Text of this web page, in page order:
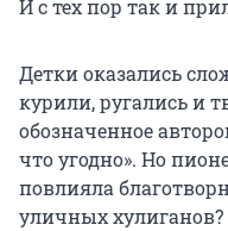
И с тех пор так и
Детки оказались
курили, ругались и
обозначенное
что угодно». Но
повлияла
уличных